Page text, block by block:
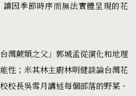
因季節時序而無法實體呈現的花
灣蕨類之父」郭城孟從演化和地理
性；米其林主廚林明健談論台灣花
校長吳雪月講述每個部落的野菜、